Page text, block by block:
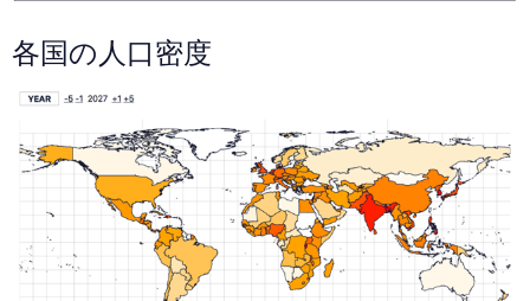
各国の人口密度